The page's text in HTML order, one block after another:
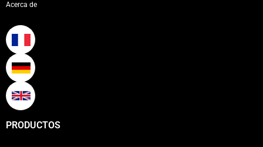
Acerca de
PRODUCTOS